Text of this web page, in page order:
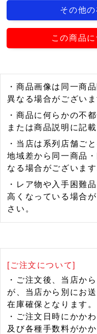
その他
この商品
・商品画像は同一商
異なる場合がございま
・商品に何らかの不
または商品説明に記
・当店は系列店舗ご
地域差から同一商品
なる場合がございます
・レア物や入手困難
高くなっている場合
さい。
[ご注文について]
・ご注文後、当店か
が、当店から別にお
在庫確保となります。
・ご注文日時にかか
及び各種手数料がか